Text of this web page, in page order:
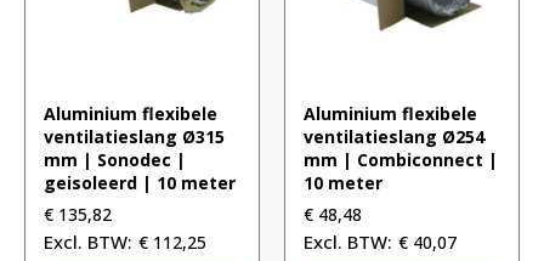
Aluminium flexibele
ventilatieslang Ø315
mm | Sonodec |
geisoleerd | 10 meter
€ 135,82
€ 112,25
Aluminium flexibele
ventilatieslang Ø254
mm | Combiconnect |
10 meter
€ 48,48
€ 40,07